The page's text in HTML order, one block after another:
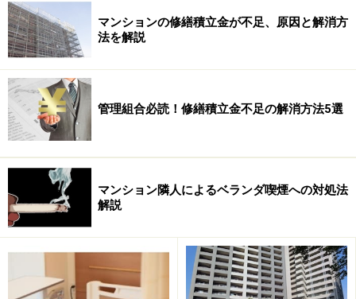
また、「自主管理のマンションはあまり良くない」と考
ん。
確かに、自主管理でほとんど機能していないようなマン
ションも存在しますが、逆に分譲当初は委託管理だった
ものを住民の意思によって契約解除し、非常に優れた管
理を自分たちで実践しているマンションも存在します。
マンションの修繕積立金が不足、原因と解消方
法を解説
管理組合必読！修繕積立金不足の解消方法5選
マンション隣人によるベランダ喫煙への対処法
解説